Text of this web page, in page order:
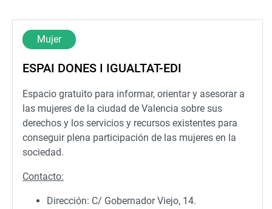
Mujer
ESPAI DONES I IGUALTAT-EDI
Espacio gratuito para informar, orientar y asesorar a
las mujeres de la ciudad de Valencia sobre sus
derechos y los servicios y recursos existentes para
conseguir plena participación de las mujeres en la
sociedad.
Contacto:
Dirección: C/ Gobernador Viejo, 14.